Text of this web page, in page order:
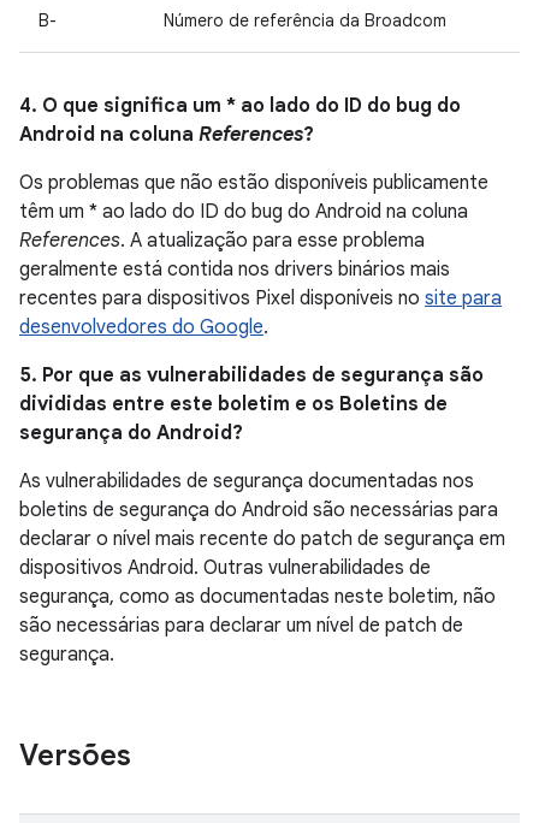
B- Número de referência da Broadcom
4. O que significa um * ao lado do ID do bug do
Android na coluna References?
Os problemas que não estão disponíveis publicamente
têm um * ao lado do ID do bug do Android na coluna
References. A atualização para esse problema
geralmente está contida nos drivers binários mais
recentes para dispositivos Pixel disponíveis no site para
desenvolvedores do Google.
5. Por que as vulnerabilidades de segurança são
divididas entre este boletim e os Boletins de
segurança do Android?
As vulnerabilidades de segurança documentadas nos
boletins de segurança do Android são necessárias para
declarar o nível mais recente do patch de segurança em
dispositivos Android. Outras vulnerabilidades de
segurança, como as documentadas neste boletim, não
são necessárias para declarar um nível de patch de
segurança.
Versões